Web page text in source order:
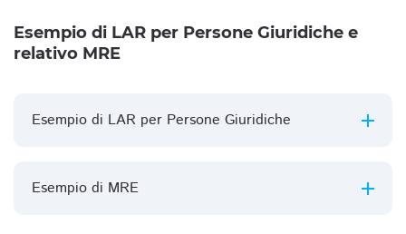
Esempio di LAR per Persone Giuridiche e
relativo MRE
Esempio di LAR per Persone Giuridiche
Esempio di MRE